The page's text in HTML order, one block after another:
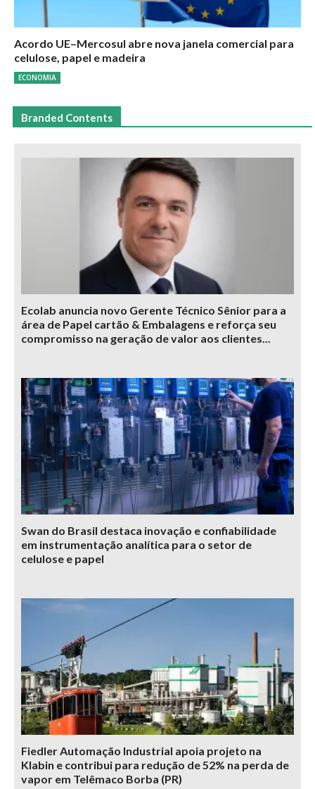
Acordo UE–Mercosul abre nova janela comercial para
celulose, papel e madeira
ECONOMIA
Branded Contents
Ecolab anuncia novo Gerente Técnico Sênior para a
área de Papel cartão & Embalagens e reforça seu
compromisso na geração de valor aos clientes...
Swan do Brasil destaca inovação e confiabilidade
em instrumentação analítica para o setor de
celulose e papel
Fiedler Automação Industrial apoia projeto na
Klabin e contribui para redução de 52% na perda de
vapor em Telêmaco Borba (PR)